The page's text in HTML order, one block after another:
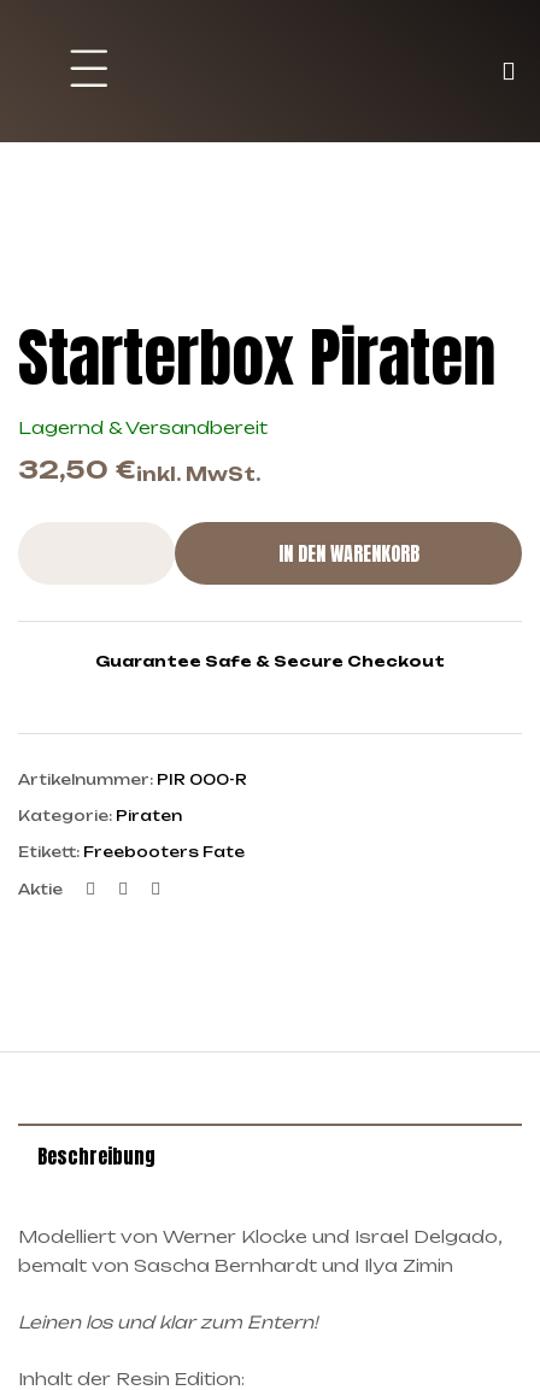
Starterbox Piraten
Lagernd & Versandbereit
32,50 €inkl. MwSt.
IN DEN WARENKORB
Guarantee Safe & Secure Checkout
Artikelnummer: PIR 000-R
Kategorie: Piraten
Etikett: Freebooters Fate
Aktie Facebook
Twitter
Beschreibung
Modelliert von Werner Klocke und Israel Delgado,
bemalt von Sascha Bernhardt und Ilya Zimin
Leinen los und klar zum Entern!
Inhalt der Resin Edition: